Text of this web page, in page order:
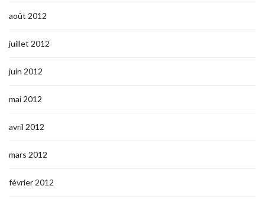
août 2012
juillet 2012
juin 2012
mai 2012
avril 2012
mars 2012
février 2012